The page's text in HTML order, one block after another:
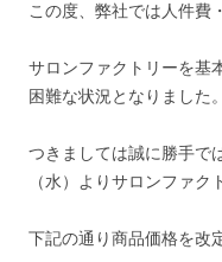
この度、弊社では人件費
サロンファクトリーを基
困難な状況となりました。
つきましては誠に勝手で
（水）よりサロンファク
下記の通り商品価格を改